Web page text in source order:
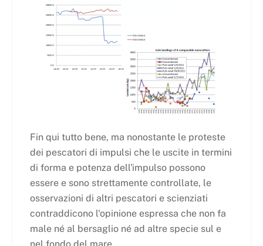
Fin qui tutto bene, ma nonostante le proteste
dei pescatori di impulsi che le uscite in termini
di forma e potenza dell'impulso possono
essere e sono strettamente controllate, le
osservazioni di altri pescatori e scienziati
contraddicono l'opinione espressa che non fa
male né al bersaglio né ad altre specie sul e